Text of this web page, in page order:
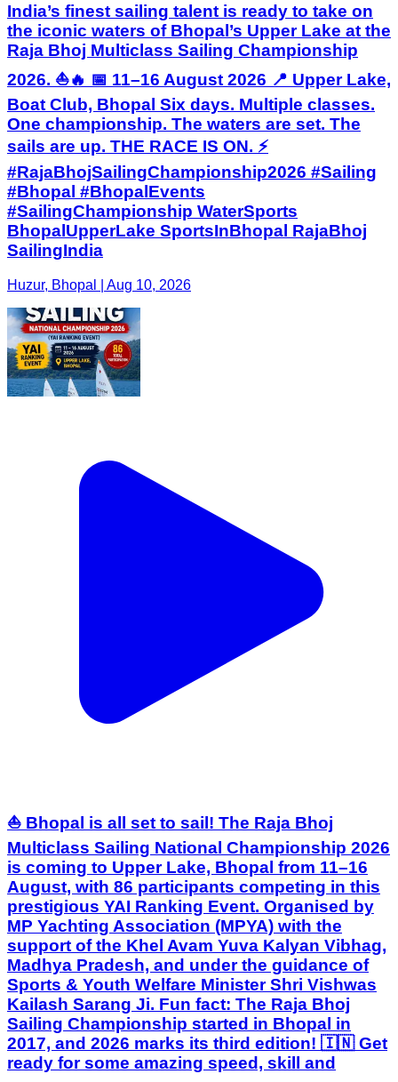
India’s finest sailing talent is ready to take on
the iconic waters of Bhopal’s Upper Lake at the
Raja Bhoj Multiclass Sailing Championship
2026. ⛵🔥 📅 11–16 August 2026 📍 Upper Lake,
Boat Club, Bhopal Six days. Multiple classes.
One championship. The waters are set. The
sails are up. THE RACE IS ON. ⚡
#RajaBhojSailingChampionship2026 #Sailing
#Bhopal #BhopalEvents
#SailingChampionship WaterSports
BhopalUpperLake SportsInBhopal RajaBhoj
SailingIndia
Huzur, Bhopal | Aug 10, 2026
⛵ Bhopal is all set to sail! The Raja Bhoj
Multiclass Sailing National Championship 2026
is coming to Upper Lake, Bhopal from 11–16
August, with 86 participants competing in this
prestigious YAI Ranking Event. Organised by
MP Yachting Association (MPYA) with the
support of the Khel Avam Yuva Kalyan Vibhag,
Madhya Pradesh, and under the guidance of
Sports & Youth Welfare Minister Shri Vishwas
Kailash Sarang Ji. Fun fact: The Raja Bhoj
Sailing Championship started in Bhopal in
2017, and 2026 marks its third edition! 🇮🇳 Get
ready for some amazing speed, skill and